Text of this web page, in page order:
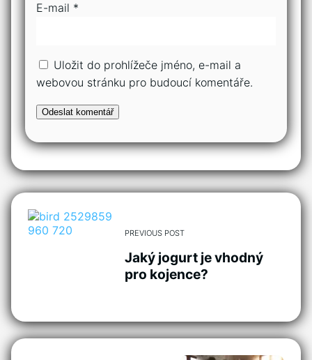
E-mail *
Uložit do prohlížeče jméno, e-mail a
webovou stránku pro budoucí komentáře.
PREVIOUS POST
Jaký jogurt je vhodný
pro kojence?